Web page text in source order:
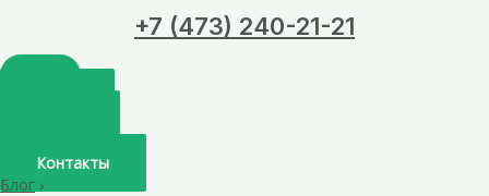
+7 (473) 240-21-21
Контакты
Блог ›